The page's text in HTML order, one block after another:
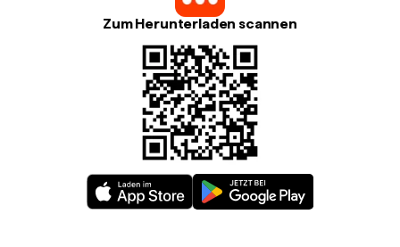
Zum Herunterladen scannen